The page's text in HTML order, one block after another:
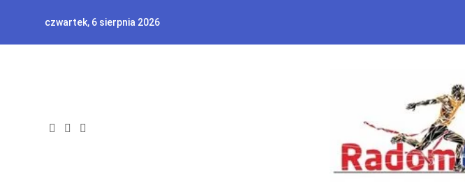
czwartek, 6 sierpnia 2026